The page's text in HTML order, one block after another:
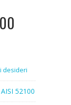
desideri
AISI 52100